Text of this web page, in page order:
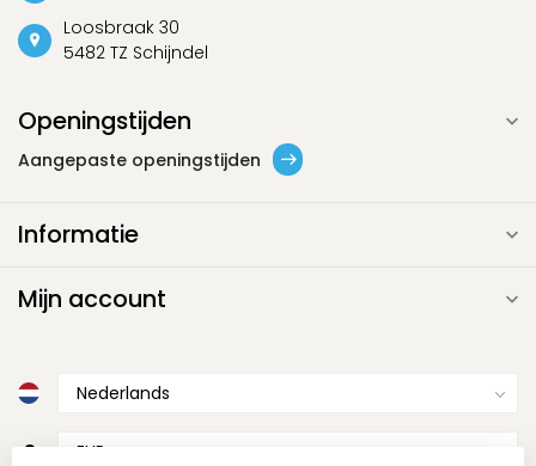
Loosbraak 30
5482 TZ Schijndel
Openingstijden
Aangepaste openingstijden
Informatie
Mijn account
€